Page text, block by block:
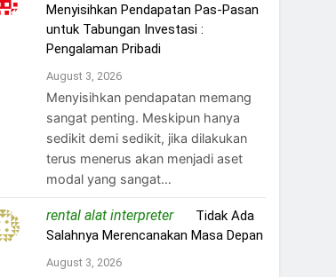
Menyisihkan Pendapatan Pas-Pasan
untuk Tabungan Investasi :
Pengalaman Pribadi
August 3, 2026
Menyisihkan pendapatan memang
sangat penting. Meskipun hanya
sedikit demi sedikit, jika dilakukan
terus menerus akan menjadi aset
modal yang sangat…
rental alat interpreteron Tidak Ada
Salahnya Merencanakan Masa Depan
August 3, 2026